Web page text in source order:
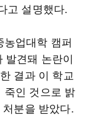
고 설명했다.
업대학 캠퍼
발견돼 논란이
결과 이 학교
죽인 것으로 밝
분을 받았다.